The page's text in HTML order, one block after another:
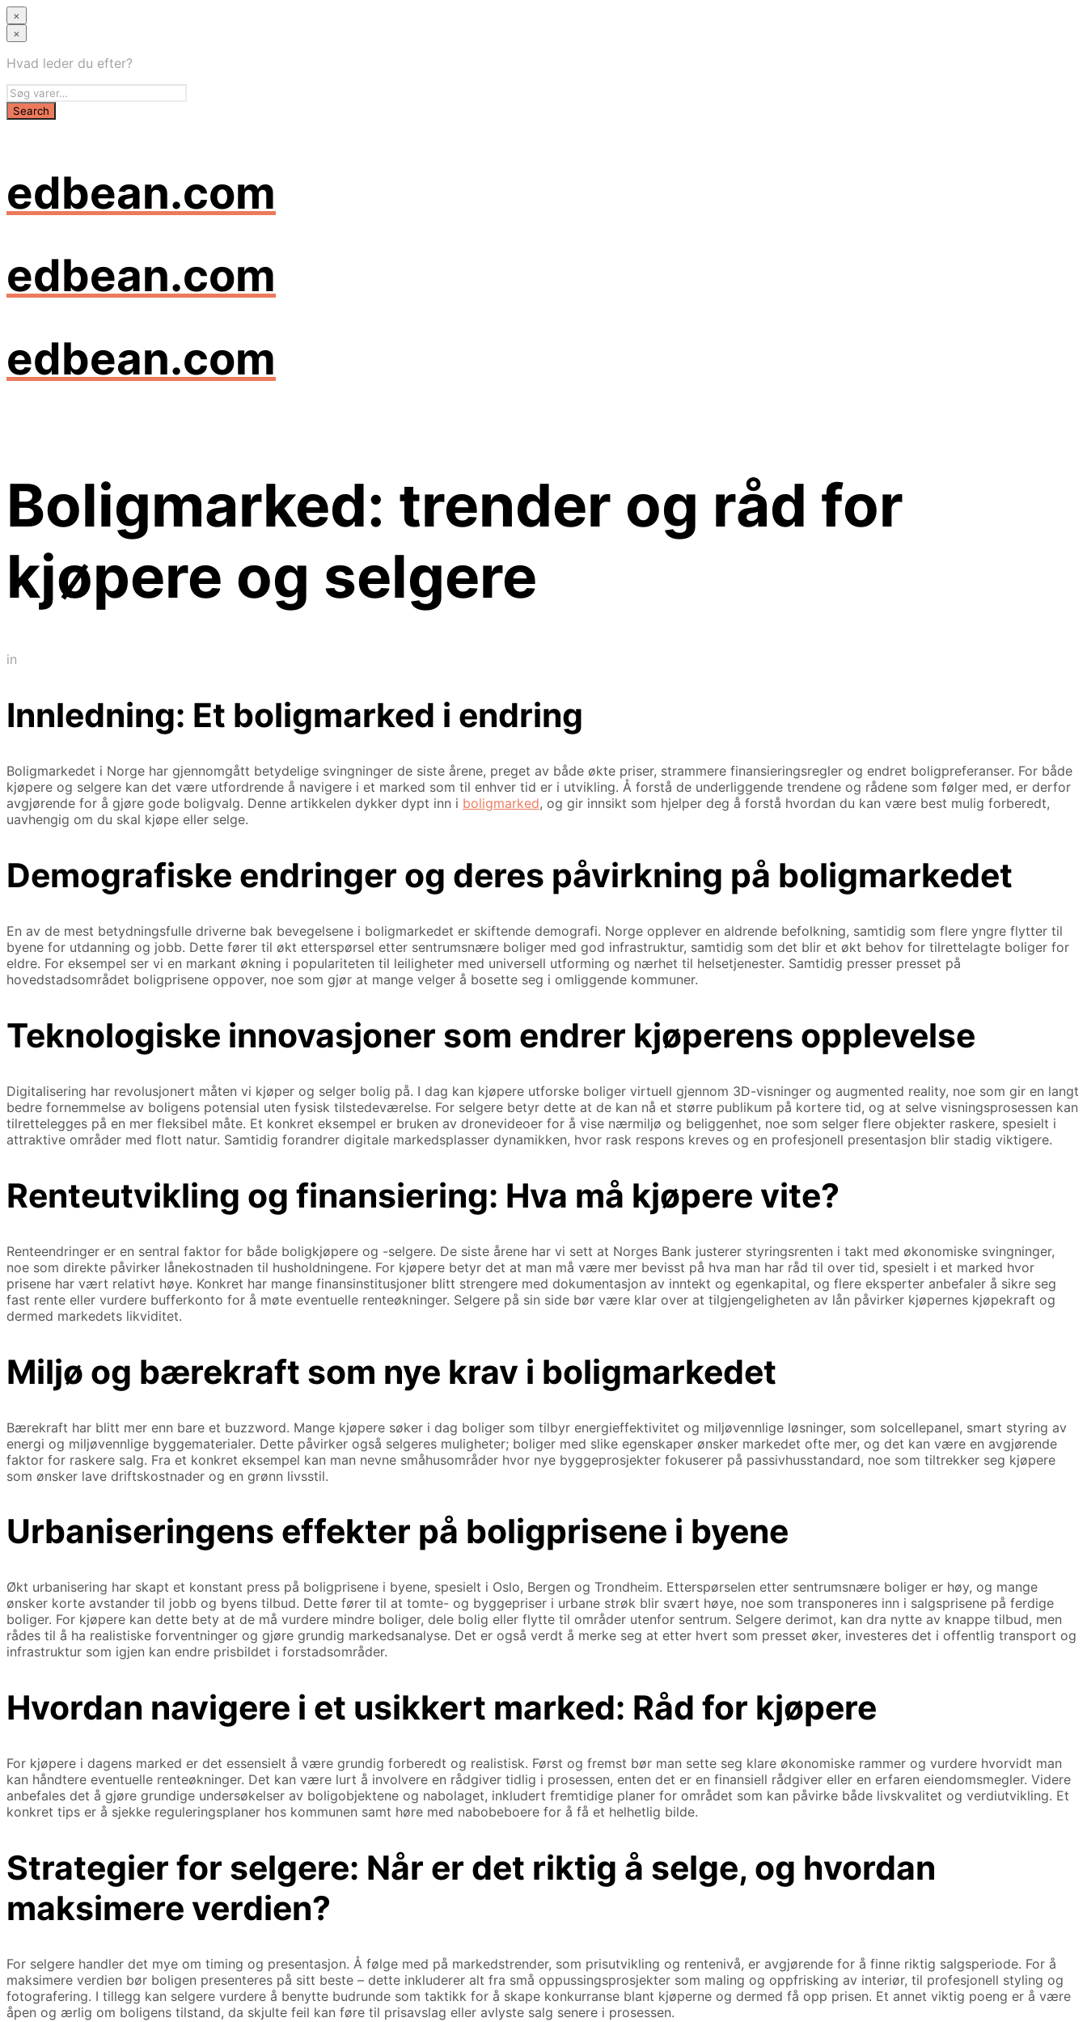
×
×
Hvad leder du efter?
edbean.com
edbean.com
edbean.com
Boligmarked: trender og råd for
kjøpere og selgere
in
Innledning: Et boligmarked i endring
Boligmarkedet i Norge har gjennomgått betydelige svingninger de siste årene, preget av både økte priser, strammere finansieringsregler og endret boligpreferanser. For både
kjøpere og selgere kan det være utfordrende å navigere i et marked som til enhver tid er i utvikling. Å forstå de underliggende trendene og rådene som følger med, er derfor
avgjørende for å gjøre gode boligvalg. Denne artikkelen dykker dypt inn i boligmarked, og gir innsikt som hjelper deg å forstå hvordan du kan være best mulig forberedt,
uavhengig om du skal kjøpe eller selge.
Demografiske endringer og deres påvirkning på boligmarkedet
En av de mest betydningsfulle driverne bak bevegelsene i boligmarkedet er skiftende demografi. Norge opplever en aldrende befolkning, samtidig som flere yngre flytter til
byene for utdanning og jobb. Dette fører til økt etterspørsel etter sentrumsnære boliger med god infrastruktur, samtidig som det blir et økt behov for tilrettelagte boliger for
eldre. For eksempel ser vi en markant økning i populariteten til leiligheter med universell utforming og nærhet til helsetjenester. Samtidig presser presset på
hovedstadsområdet boligprisene oppover, noe som gjør at mange velger å bosette seg i omliggende kommuner.
Teknologiske innovasjoner som endrer kjøperens opplevelse
Digitalisering har revolusjonert måten vi kjøper og selger bolig på. I dag kan kjøpere utforske boliger virtuell gjennom 3D-visninger og augmented reality, noe som gir en langt
bedre fornemmelse av boligens potensial uten fysisk tilstedeværelse. For selgere betyr dette at de kan nå et større publikum på kortere tid, og at selve visningsprosessen kan
tilrettelegges på en mer fleksibel måte. Et konkret eksempel er bruken av dronevideoer for å vise nærmiljø og beliggenhet, noe som selger flere objekter raskere, spesielt i
attraktive områder med flott natur. Samtidig forandrer digitale markedsplasser dynamikken, hvor rask respons kreves og en profesjonell presentasjon blir stadig viktigere.
Renteutvikling og finansiering: Hva må kjøpere vite?
Renteendringer er en sentral faktor for både boligkjøpere og -selgere. De siste årene har vi sett at Norges Bank justerer styringsrenten i takt med økonomiske svingninger,
noe som direkte påvirker lånekostnaden til husholdningene. For kjøpere betyr det at man må være mer bevisst på hva man har råd til over tid, spesielt i et marked hvor
prisene har vært relativt høye. Konkret har mange finansinstitusjoner blitt strengere med dokumentasjon av inntekt og egenkapital, og flere eksperter anbefaler å sikre seg
fast rente eller vurdere bufferkonto for å møte eventuelle renteøkninger. Selgere på sin side bør være klar over at tilgjengeligheten av lån påvirker kjøpernes kjøpekraft og
dermed markedets likviditet.
Miljø og bærekraft som nye krav i boligmarkedet
Bærekraft har blitt mer enn bare et buzzword. Mange kjøpere søker i dag boliger som tilbyr energieffektivitet og miljøvennlige løsninger, som solcellepanel, smart styring av
energi og miljøvennlige byggematerialer. Dette påvirker også selgeres muligheter; boliger med slike egenskaper ønsker markedet ofte mer, og det kan være en avgjørende
faktor for raskere salg. Fra et konkret eksempel kan man nevne småhusområder hvor nye byggeprosjekter fokuserer på passivhusstandard, noe som tiltrekker seg kjøpere
som ønsker lave driftskostnader og en grønn livsstil.
Urbaniseringens effekter på boligprisene i byene
Økt urbanisering har skapt et konstant press på boligprisene i byene, spesielt i Oslo, Bergen og Trondheim. Etterspørselen etter sentrumsnære boliger er høy, og mange
ønsker korte avstander til jobb og byens tilbud. Dette fører til at tomte- og byggepriser i urbane strøk blir svært høye, noe som transponeres inn i salgsprisene på ferdige
boliger. For kjøpere kan dette bety at de må vurdere mindre boliger, dele bolig eller flytte til områder utenfor sentrum. Selgere derimot, kan dra nytte av knappe tilbud, men
rådes til å ha realistiske forventninger og gjøre grundig markedsanalyse. Det er også verdt å merke seg at etter hvert som presset øker, investeres det i offentlig transport og
infrastruktur som igjen kan endre prisbildet i forstadsområder.
Hvordan navigere i et usikkert marked: Råd for kjøpere
For kjøpere i dagens marked er det essensielt å være grundig forberedt og realistisk. Først og fremst bør man sette seg klare økonomiske rammer og vurdere hvorvidt man
kan håndtere eventuelle renteøkninger. Det kan være lurt å involvere en rådgiver tidlig i prosessen, enten det er en finansiell rådgiver eller en erfaren eiendomsmegler. Videre
anbefales det å gjøre grundige undersøkelser av boligobjektene og nabolaget, inkludert fremtidige planer for området som kan påvirke både livskvalitet og verdiutvikling. Et
konkret tips er å sjekke reguleringsplaner hos kommunen samt høre med nabobeboere for å få et helhetlig bilde.
Strategier for selgere: Når er det riktig å selge, og hvordan
maksimere verdien?
For selgere handler det mye om timing og presentasjon. Å følge med på markedstrender, som prisutvikling og rentenivå, er avgjørende for å finne riktig salgsperiode. For å
maksimere verdien bør boligen presenteres på sitt beste – dette inkluderer alt fra små oppussingsprosjekter som maling og oppfrisking av interiør, til profesjonell styling og
fotografering. I tillegg kan selgere vurdere å benytte budrunde som taktikk for å skape konkurranse blant kjøperne og dermed få opp prisen. Et annet viktig poeng er å være
åpen og ærlig om boligens tilstand, da skjulte feil kan føre til prisavslag eller avlyste salg senere i prosessen.